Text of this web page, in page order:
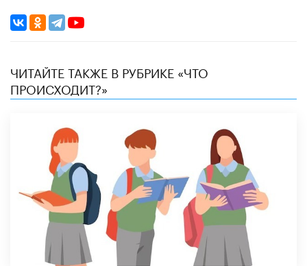
ЧИТАЙТЕ ТАКЖЕ В РУБРИКЕ «ЧТО
ПРОИСХОДИТ?»